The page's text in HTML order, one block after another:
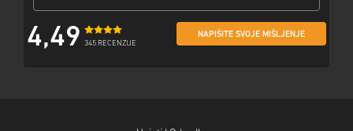
4,49 345 RECENZIJE
NAPIŠITE SVOJE MIŠLJENJE